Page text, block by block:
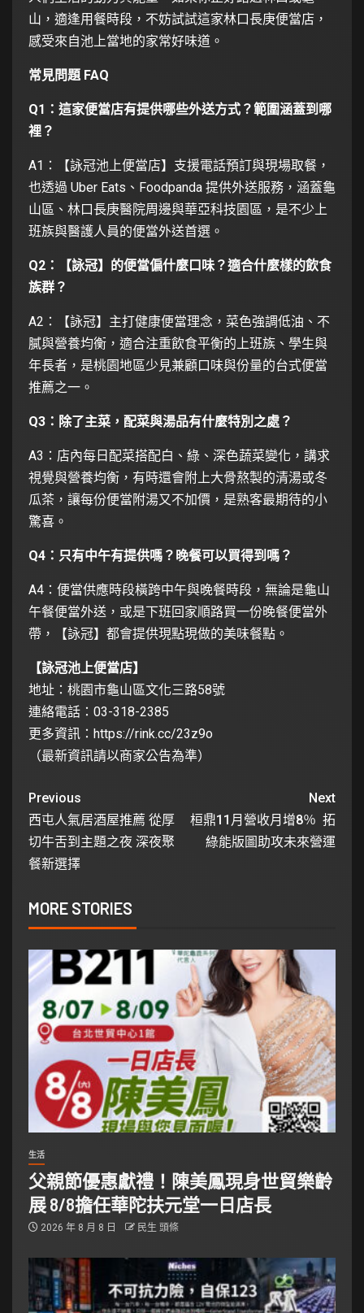
山，適逢用餐時段，不妨試試這家林口長庚便當店，
感受來自池上當地的家常好味道。
常見問題 FAQ
Q1 ：這家便當店有提供哪些外送方式？範圍涵蓋到哪
裡？
A1：【詠冠池上便當店】支援電話預訂與現場取餐，
也透過 Uber Eats、Foodpanda 提供外送服務，涵蓋龜
山區、林口長庚醫院周邊與華亞科技園區，是不少上
班族與醫護人員的便當外送首選。
Q2 ：【詠冠】的便當偏什麼口味？適合什麼樣的飲食
族群？
A2：【詠冠】主打健康便當理念，菜色強調低油、不
膩與營養均衡，適合注重飲食平衡的上班族、學生與
年長者，是桃園地區少見兼顧口味與份量的台式便當
推薦之一。
Q3 ：除了主菜，配菜與湯品有什麼特別之處？
A3：店內每日配菜搭配白、綠、深色蔬菜變化，講求
視覺與營養均衡，有時還會附上大骨熬製的清湯或冬
瓜茶，讓每份便當附湯又不加價，是熟客最期待的小
驚喜。
Q4 ：只有中午有提供嗎？晚餐可以買得到嗎？
A4：便當供應時段橫跨中午與晚餐時段，無論是龜山
午餐便當外送，或是下班回家順路買一份晚餐便當外
帶，【詠冠】都會提供現點現做的美味餐點。
【詠冠池上便當店】
地址：桃園市龜山區文化三路58號
連絡電話：03-318-2385
更多資訊： https://rink.cc/23z9o
（最新資訊請以商家公告為準）
Previous
西屯人氣居酒屋推薦 從厚
切牛舌到主題之夜 深夜聚
餐新選擇
Next
桓鼎11月營收月增8％ 拓
綠能版圖助攻未來營運
MORE STORIES
生活
父親節優惠獻禮！陳美鳳現身世貿樂齡
展 8/8擔任華陀扶元堂一日店長
2026 年 8 月 8 日 民生 頭條